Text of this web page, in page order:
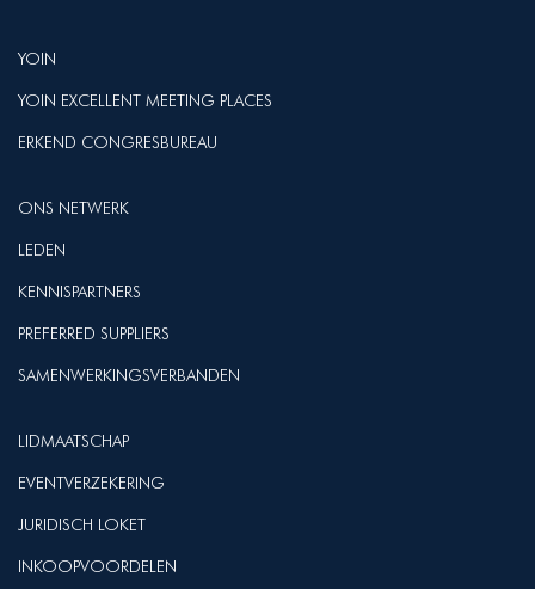
YOIN
YOIN EXCELLENT MEETING PLACES
ERKEND CONGRESBUREAU
ONS NETWERK
LEDEN
KENNISPARTNERS
PREFERRED SUPPLIERS
SAMENWERKINGSVERBANDEN
LIDMAATSCHAP
EVENTVERZEKERING
JURIDISCH LOKET
INKOOPVOORDELEN